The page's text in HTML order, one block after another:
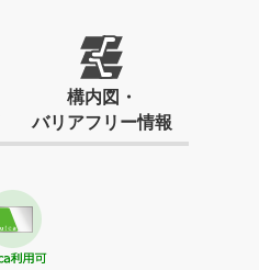
構内図・
バリアフリー情報